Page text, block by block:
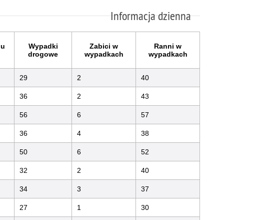
Informacja dzienna
Wypadki
drogowe
Zabici w
wypadkach
Ranni w
wypadkach
29 2 40
36 2 43
56 6 57
36 4 38
50 6 52
32 2 40
34 3 37
27 1 30